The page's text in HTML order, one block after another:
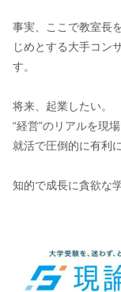
事実、ここで教室長
じめとする大手コン
す。
将来、起業したい。
“経営”のリアルを現
就活で圧倒的に有利
知的で成長に貪欲な